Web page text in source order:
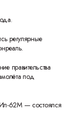
регулярные
правительства
под
62М — состоялся